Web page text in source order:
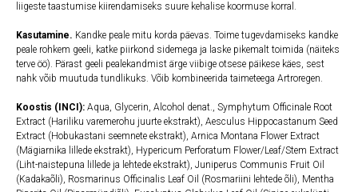
liigeste taastumise kiirendamiseks suure kehalise koormuse korral.
Kasutamine. Kandke peale mitu korda päevas. Toime tugevdamiseks kandke
peale rohkem geeli, katke piirkond sidemega ja laske pikemalt toimida (näiteks
terve öö). Pärast geeli pealekandmist ärge viibige otsese päikese käes, sest
nahk võib muutuda tundlikuks. Võib kombineerida taimeteega Artroregen.
Koostis (INCI): Aqua, Glycerin, Alcohol denat., Symphytum Officinale Root
Extract (Hariliku varemerohu juurte ekstrakt), Aesculus Hippocastanum Seed
Extract (Hobukastani seemnete ekstrakt), Arnica Montana Flower Extract
(Mägiarnika lillede ekstrakt), Hypericum Perforatum Flower/Leaf/Stem Extract
(Liht-naistepuna lillede ja lehtede ekstrakt), Juniperus Communis Fruit Oil
(Kadakaõli), Rosmarinus Officinalis Leaf Oil (Rosmariini lehtede õli), Mentha